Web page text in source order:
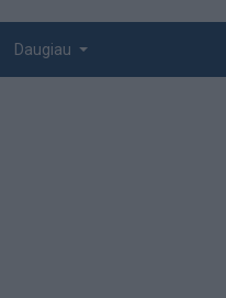
Daugiau